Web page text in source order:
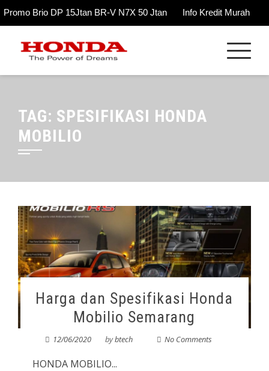
Promo Brio DP 15Jtan BR-V N7X 50 Jtan Info Kredit Murah
TAG: SPESIFIKASI HONDA
MOBILIO
Harga dan Spesifikasi Honda
Mobilio Semarang
12/06/2020 bybtech No Comments
HONDA MOBILIO...